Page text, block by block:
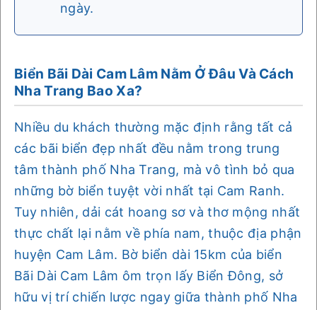
ngày.
Biển Bãi Dài Cam Lâm Nằm Ở Đâu Và Cách
Nha Trang Bao Xa?
Nhiều du khách thường mặc định rằng tất cả
các bãi biển đẹp nhất đều nằm trong trung
tâm thành phố Nha Trang, mà vô tình bỏ qua
những bờ biển tuyệt vời nhất tại Cam Ranh.
Tuy nhiên, dải cát hoang sơ và thơ mộng nhất
thực chất lại nằm về phía nam, thuộc địa phận
huyện Cam Lâm. Bờ biển dài 15km của biển
Bãi Dài Cam Lâm ôm trọn lấy Biển Đông, sở
hữu vị trí chiến lược ngay giữa thành phố Nha